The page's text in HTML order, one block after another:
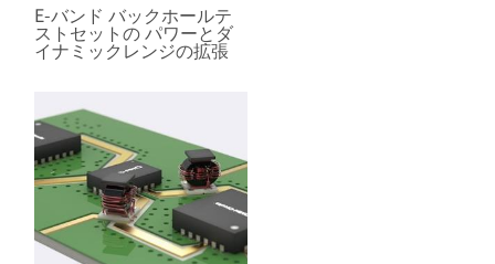
E-バンド バックホールテ
ストセットの パワーとダ
イナミックレンジの拡張